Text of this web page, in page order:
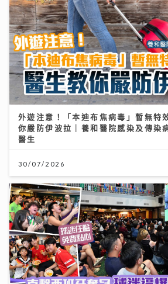
外遊注意！「本迪布焦病毒」暫無特
你嚴防伊波拉｜養和醫院感染及傳染
醫生
30/07/2026